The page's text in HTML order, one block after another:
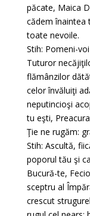
păcate, Maica
cădem înaintea
toate nevoile.
Stih: Pomeni-
Tuturor
flămânzilor
celor învăluiţi
neputincioşi
tu eşti,
Ţie ne rugăm:
Stih: Ascultă,
poporul tău şi
Bucură-te,
sceptru al
crescut